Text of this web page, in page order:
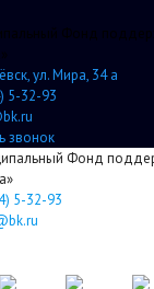
Фонд
ул. Мира, 34 а
5-32-93
звонок
Фонд
5-32-93